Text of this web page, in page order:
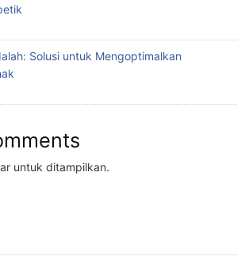
Solusi untuk Mengoptimalkan
untuk ditampilkan.